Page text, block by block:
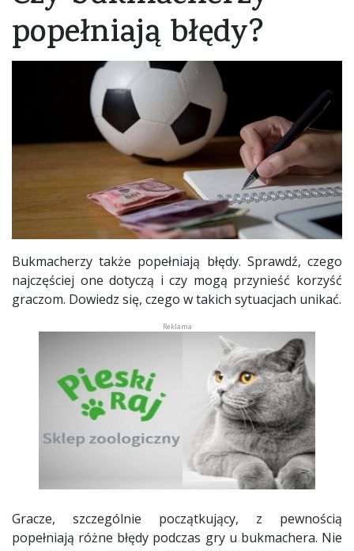
popełniają błędy?
Bukmacherzy także popełniają błędy. Sprawdź, czego
najczęściej one dotyczą i czy mogą przynieść korzyść
graczom. Dowiedz się, czego w takich sytuacjach unikać.
Gracze, szczególnie początkujący, z pewnością
popełniają różne błędy podczas gry u bukmachera. Nie